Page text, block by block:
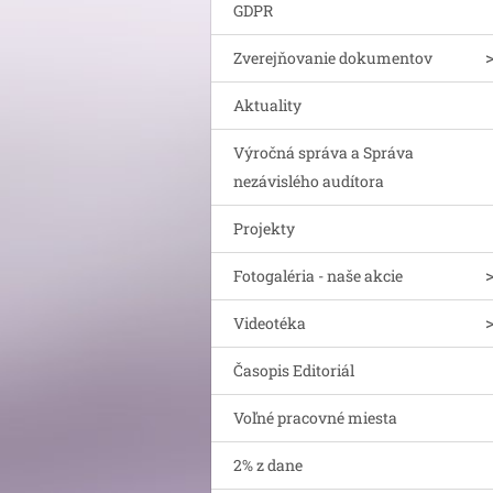
GDPR
Zverejňovanie dokumentov
Aktuality
Výročná správa a Správa
nezávislého audítora
Projekty
Fotogaléria - naše akcie
Videotéka
Časopis Editoriál
Voľné pracovné miesta
2% z dane